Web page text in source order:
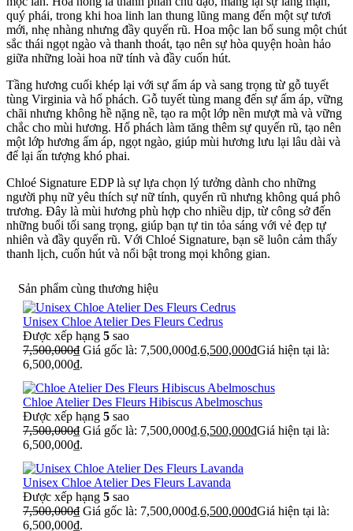
quý phái, trong khi hoa linh lan thung lũng mang đến một sự tươi
mới, nhẹ nhàng nhưng đầy quyến rũ. Hoa mộc lan bổ sung một chút
sắc thái ngọt ngào và thanh thoát, tạo nên sự hòa quyện hoàn hảo
giữa những loài hoa nữ tính và đầy cuốn hút.
Tầng hương cuối khép lại với sự ấm áp và sang trọng từ gỗ tuyết
tùng Virginia và hổ phách. Gỗ tuyết tùng mang đến sự ấm áp, vững
chãi nhưng không hề nặng nề, tạo ra một lớp nền mượt mà và vững
chắc cho mùi hương. Hổ phách làm tăng thêm sự quyến rũ, tạo nên
một lớp hương ấm áp, ngọt ngào, giúp mùi hương lưu lại lâu dài và
để lại ấn tượng khó phai.
Chloé Signature EDP là sự lựa chọn lý tưởng dành cho những
người phụ nữ yêu thích sự nữ tính, quyến rũ nhưng không quá phô
trương. Đây là mùi hương phù hợp cho nhiều dịp, từ công sở đến
những buổi tối sang trọng, giúp bạn tự tin tỏa sáng với vẻ đẹp tự
nhiên và đầy quyến rũ. Với Chloé Signature, bạn sẽ luôn cảm thấy
thanh lịch, cuốn hút và nổi bật trong mọi không gian.
Sản phẩm cùng thương hiệu
Unisex Chloe Atelier Des Fleurs Cedrus
Được xếp hạng 5 sao
7,500,000₫ Giá gốc là: 7,500,000₫.6,500,000₫Giá hiện tại là:
6,500,000₫.
Chloe Atelier Des Fleurs Hibiscus Abelmoschus
Được xếp hạng 5 sao
7,500,000₫ Giá gốc là: 7,500,000₫.6,500,000₫Giá hiện tại là:
6,500,000₫.
Unisex Chloe Atelier Des Fleurs Lavanda
Được xếp hạng 5 sao
7,500,000₫ Giá gốc là: 7,500,000₫.6,500,000₫Giá hiện tại là:
6,500,000₫.